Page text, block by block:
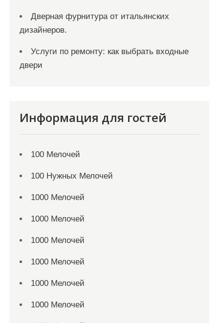
Дверная фурнитура от итальянских
дизайнеров.
Услуги по ремонту: как выбрать входные
двери
Информация для гостей
100 Мелочей
100 Нужных Мелочей
1000 Мелочей
1000 Мелочей
1000 Мелочей
1000 Мелочей
1000 Мелочей
1000 Мелочей